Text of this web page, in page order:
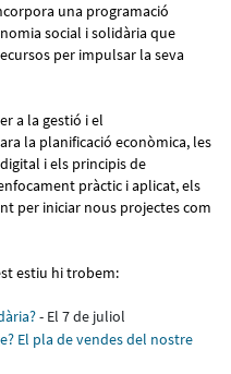
una programació
social i solidària que
per impulsar la seva
a la gestió i el
la planificació econòmica, les
i els principis de
pràctic i aplicat, els
per iniciar nous projectes com
estiu hi trobem:
- El 7 de juliol
El pla de vendes del nostre